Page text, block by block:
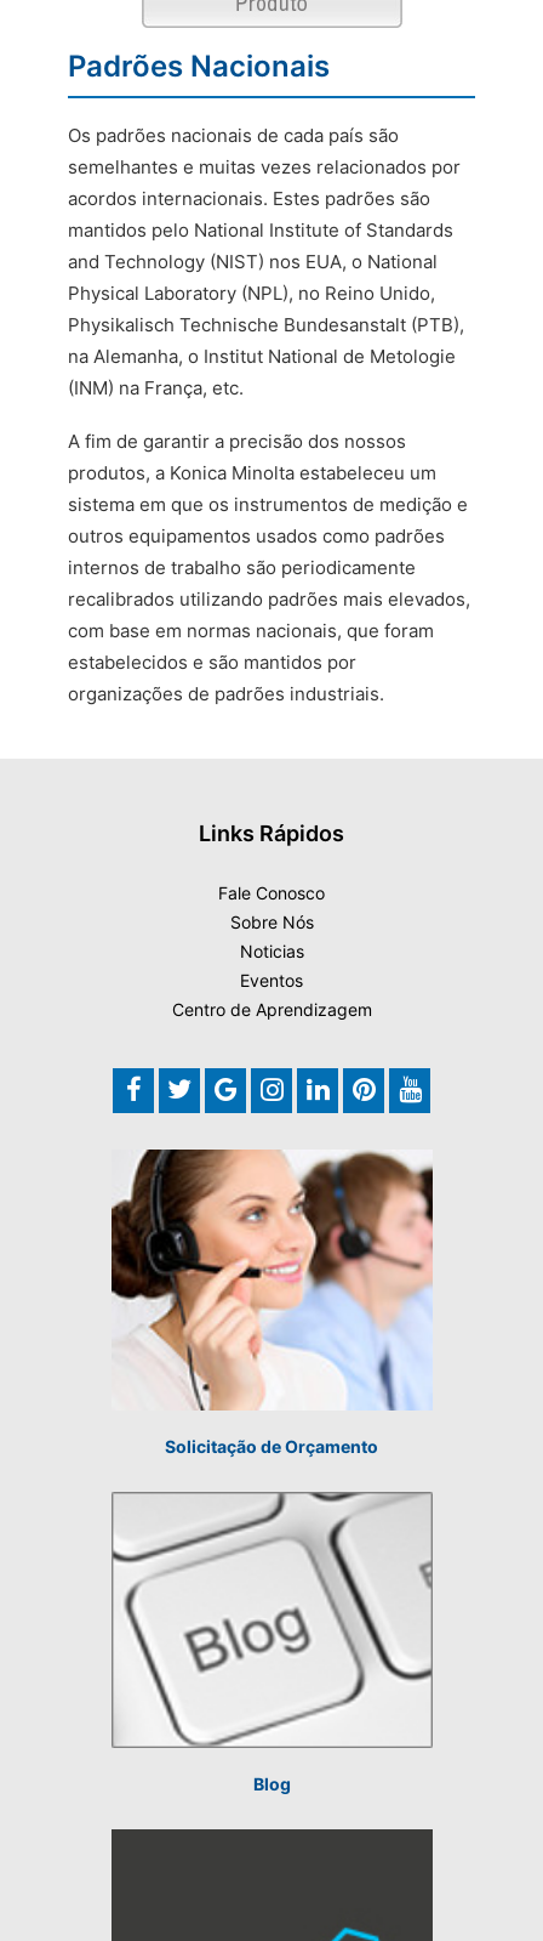
Padrões Nacionais
Os padrões nacionais de cada país são
semelhantes e muitas vezes relacionados por
acordos internacionais. Estes padrões são
mantidos pelo National Institute of Standards
and Technology (NIST) nos EUA, o National
Physical Laboratory (NPL), no Reino Unido,
Physikalisch Technische Bundesanstalt (PTB),
na Alemanha, o Institut National de Metologie
(INM) na França, etc.
A fim de garantir a precisão dos nossos
produtos, a Konica Minolta estabeleceu um
sistema em que os instrumentos de medição e
outros equipamentos usados como padrões
internos de trabalho são periodicamente
recalibrados utilizando padrões mais elevados,
com base em normas nacionais, que foram
estabelecidos e são mantidos por
organizações de padrões industriais.
Links Rápidos
Fale Conosco
Sobre Nós
Noticias
Eventos
Centro de Aprendizagem
Solicitação de Orçamento
Blog